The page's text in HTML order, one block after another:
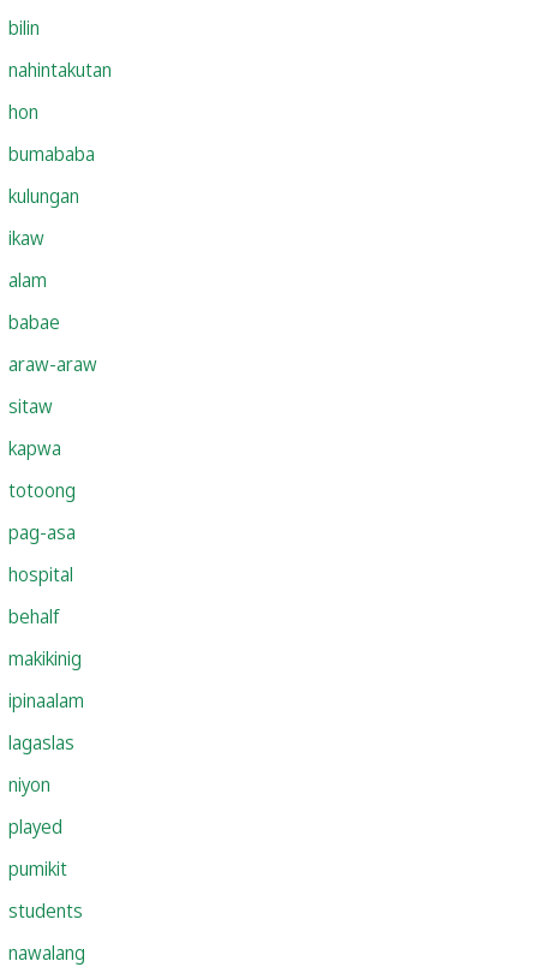
bilin
nahintakutan
hon
bumababa
kulungan
ikaw
alam
babae
araw-araw
sitaw
kapwa
totoong
pag-asa
hospital
behalf
makikinig
ipinaalam
lagaslas
niyon
played
pumikit
students
nawalang